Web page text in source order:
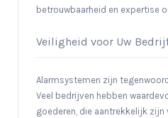
betrouwbaarheid en expertise
Veiligheid voor Uw
Alarmsystemen zijn
Veel bedrijven hebben
goederen, die aantrekkelijk zijn